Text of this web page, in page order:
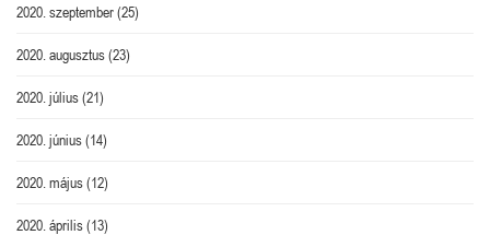
2020. szeptember(25)
2020. augusztus(23)
2020. július(21)
2020. június(14)
2020. május(12)
2020. április(13)